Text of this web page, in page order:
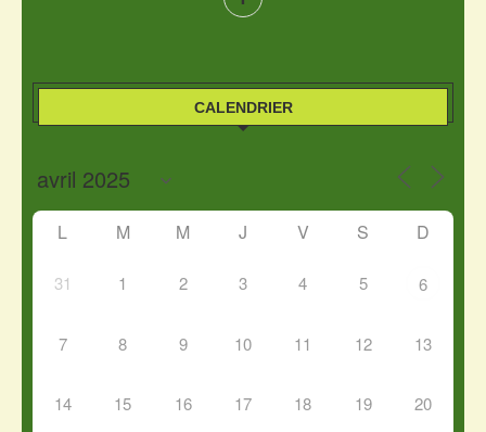
CALENDRIER
L M M J V S D
31 1 2 3 4 5 6
7 8 9 10 11 12 13
14 15 16 17 18 19 20